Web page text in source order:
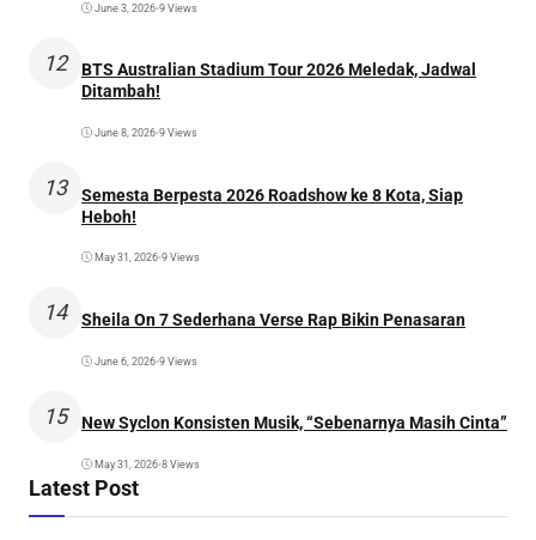
June 3, 2026•9 Views
12
BTS Australian Stadium Tour 2026 Meledak, Jadwal
Ditambah!
June 8, 2026•9 Views
13
Semesta Berpesta 2026 Roadshow ke 8 Kota, Siap
Heboh!
May 31, 2026•9 Views
14 Sheila On 7 Sederhana Verse Rap Bikin Penasaran
June 6, 2026•9 Views
15 New Syclon Konsisten Musik, “Sebenarnya Masih Cinta”
May 31, 2026•8 Views
Latest Post